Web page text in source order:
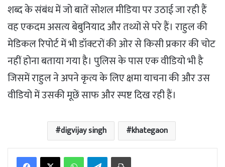
शब्द के संबंध में जो बातें सोशल मीडिया पर उठाई जा रही हैं
वह एकदम असत्य बेबुनियाद और तथ्यों से परे हैं। राहुल की
मेडिकल रिपोर्ट में भी डॉक्टरों की ओर से किसी प्रकार की चोट
नहीं होना बताया गया है। पुलिस के पास एक वीडियो भी है
जिसमें राहुल ने अपने कृत्य के लिए क्षमा याचना की और उस
वीडियो में उसकी मूछें साफ और स्पष्ट दिख रही हैं।
digvijay singh khategaon
WhatsAppTelegramPrint